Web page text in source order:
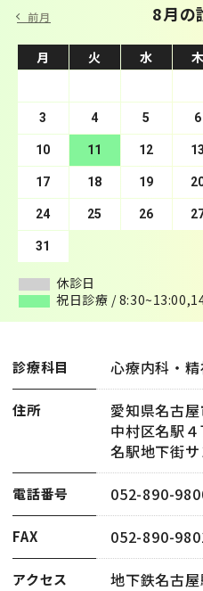
前月 8月の
月 火 水 木
3 4 5 6
10 11 12 13
17 18 19
24 25 26
31
休診日
祝日診療 /
9 月の
月 火 水 木
7 8 9 10
14 15 16 17
21 22 23
28 29 30
休診日
祝日診療 /
診療科目 心療内科・
住所
愛知県名古
中村区名駅
名駅地下街
電話番号 052-890-
FAX 052-890-
アクセス 地下鉄名古